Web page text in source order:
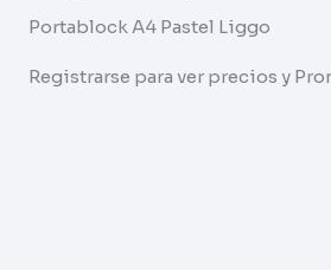
Portablock A4 Pastel Liggo
Registrarse para ver precios y